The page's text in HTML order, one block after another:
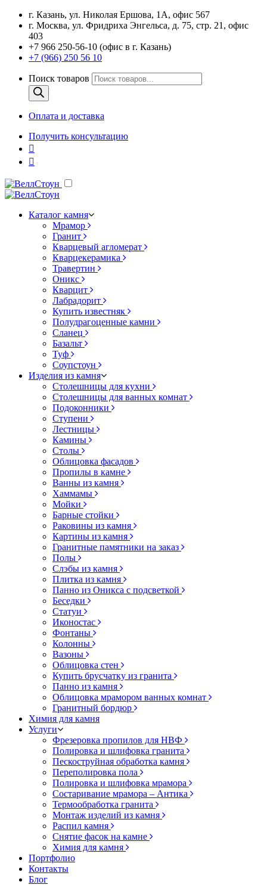
г. Казань, ул. Николая Ершова, 1А, офис 567
г. Москва, ул. Фридриха Энгельса, д. 75, стр. 21, офис
403
+7 966 250-56-10 (офис в г. Казань)
+7 (966) 250 56 10
Поиск товаров
Оплата и доставка
Получить консультацию
Каталог камня
Мрамор
Гранит
Кварцевый агломерат
Кварцекерамика
Травертин
Оникс
Кварцит
Лабрадорит
Купить известняк
Полудрагоценные камни
Сланец
Базальт
Туф
Соупстоун
Изделия из камня
Столешницы для кухни
Столешницы для ванных комнат
Подоконники
Ступени
Лестницы
Камины
Столы
Облицовка фасадов
Пропилы в камне
Ванны из камня
Хаммамы
Мойки
Барные стойки
Раковины из камня
Картины из камня
Гранитные памятники на заказ
Полы
Слэбы из камня
Плитка из камня
Панно из Оникса с подсветкой
Беседки
Статуи
Иконостас
Фонтаны
Колонны
Вазоны
Облицовка стен
Купить брусчатку из гранита
Панно из камня
Облицовка мрамором ванных комнат
Гранитный бордюр
Химия для камня
Услуги
Фрезеровка пропилов для НВФ
Полировка и шлифовка гранита
Пескоструйная обработка камня
Переполировка пола
Полировка и шлифовка мрамора
Состаривание мрамора – Антика
Термообработка гранита
Монтаж изделий из камня
Распил камня
Снятие фасок на камне
Химия для камня
Портфолио
Контакты
Блог